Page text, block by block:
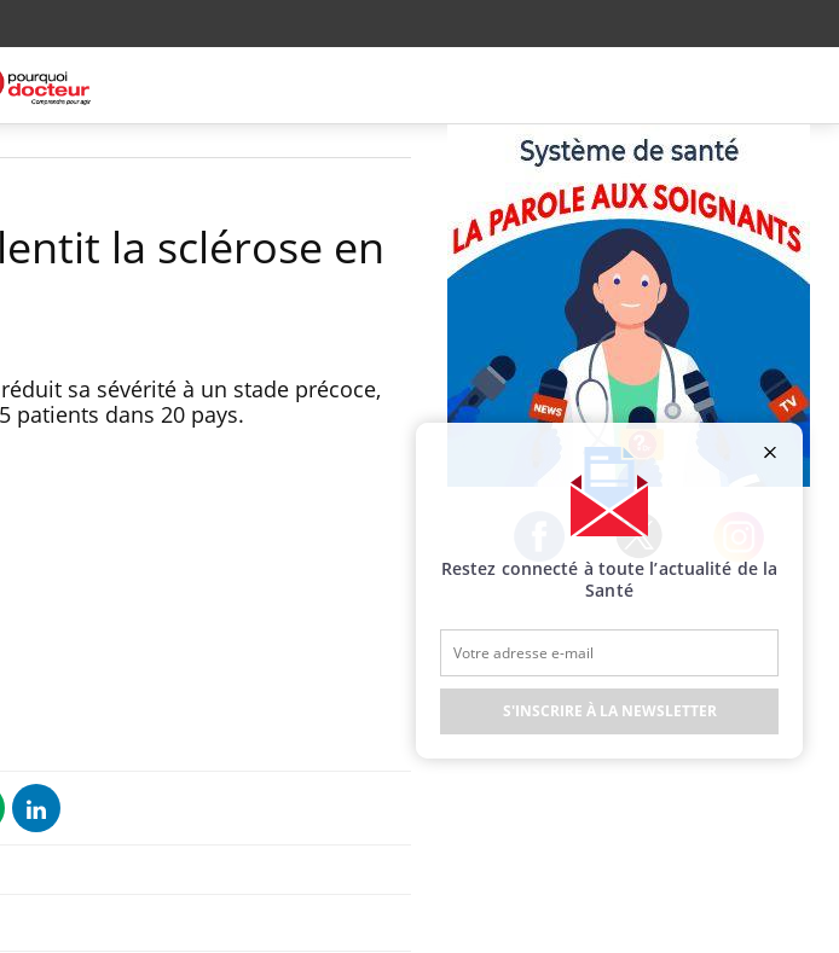
la sclérose en
sa sévérité à un stade précoce,
patients dans 20 pays.
Facebook Twitter Instagram
Restez connecté à toute l’actualité de la
Santé
S'INSCRIRE À LA NEWSLETTER